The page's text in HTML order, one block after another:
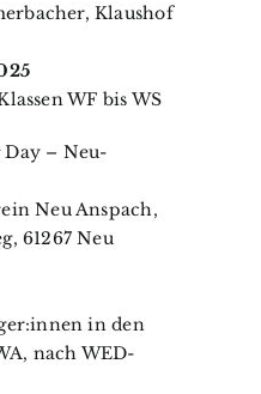
Klaushof
WF bis WS
– Neu-
Neu Anspach,
61267 Neu
in den
nach WED-